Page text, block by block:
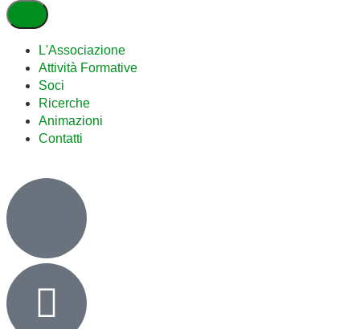
L'Associazione
Attività Formative
Soci
Ricerche
Animazioni
Contatti